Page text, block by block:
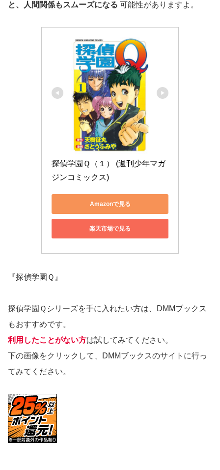
と、人間関係もスムーズになる 可能性がありますよ。
探偵学園Ｑ（１） (週刊少年マガ
ジンコミックス)
Amazonで見る
楽天市場で見る
『探偵学園Ｑ』
探偵学園Ｑシリーズを手に入れたい方は、DMMブックス
もおすすめです。
利用したことがない方は試してみてください。
下の画像をクリックして、DMMブックスのサイトに行っ
てみてください。